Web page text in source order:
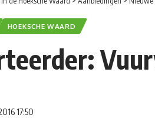
HOEKSCHE WAARD
17:50